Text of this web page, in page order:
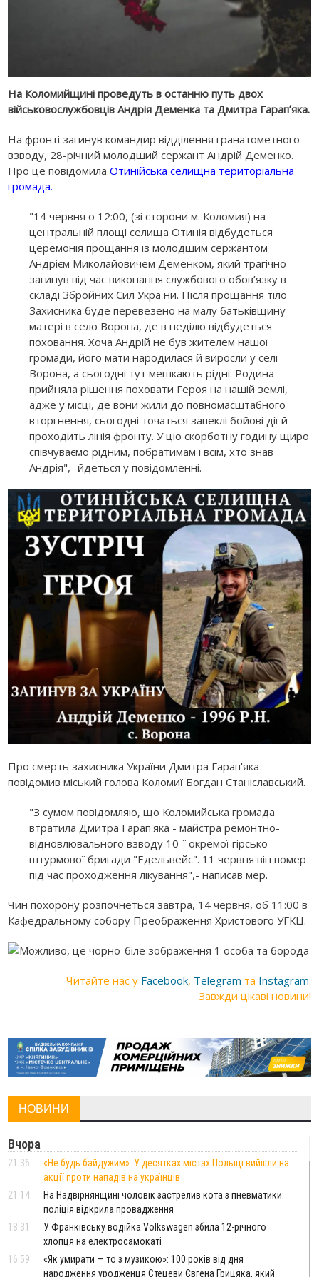
На Коломийщині проведуть в останню путь двох
військовослужбовців Андрія Деменка та Дмитра Гарапʼяка.
На фронті загинув командир відділення гранатометного
взводу, 28-річний молодший сержант Андрій Деменко.
Про це повідомила Отинійська селищна територіальна
громада.
"14 червня о 12:00, (зі сторони м. Коломия) на
центральній площі селища Отинія відбудеться
церемонія прощання із молодшим сержантом
Андрієм Миколайовичем Деменком, який трагічно
загинув під час виконання службового обов’язку в
складі Збройних Сил України. Після прощання тіло
Захисника буде перевезено на малу батьківщину
матері в село Ворона, де в неділю відбудеться
поховання. Хоча Андрій не був жителем нашої
громади, його мати народилася й виросли у селі
Ворона, а сьогодні тут мешкають рідні. Родина
прийняла рішення поховати Героя на нашій землі,
адже у місці, де вони жили до повномасштабного
вторгнення, сьогодні точаться запеклі бойові дії й
проходить лінія фронту. У цю скорботну годину щиро
співчуваємо рідним, побратимам і всім, хто знав
Андрія",- йдеться у повідомленні.
Про смерть захисника України Дмитра Гарап'яка
повідомив міський голова Коломиї Богдан Станіславський.
"З сумом повідомляю, що Коломийська громада
втратила Дмитра Гарап'яка - майстра ремонтно-
відновлювального взводу 10-ї окремої гірсько-
штурмової бригади "Едельвейс". 11 червня він помер
під час проходження лікування",- написав мер.
Чин похорону розпочнеться завтра, 14 червня, об 11:00 в
Кафедральному собору Преображення Христового УГКЦ.
Читайте нас у Facebook, Telegram та Instagram.
Завжди цікаві новини!
НОВИНИ
Вчора
21:36
«Не будь байдужим». У десятках містах Польщі вийшли на
акції проти нападів на українців
21:14
На Надвірнянщині чоловік застрелив кота з пневматики:
поліція відкрила провадження
18:31
У Франківську водійка Volkswagen збила 12-річного
хлопця на електросамокаті
16:59
«Як умирати — то з музикою»: 100 років від дня
народження уродженця Стецеви Євгена Грицяка, який